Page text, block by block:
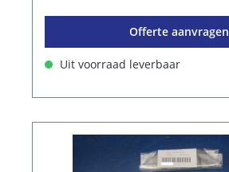
Offerte aanvragen
Uit voorraad leverbaar